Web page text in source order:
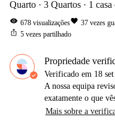
Quarto 3 Quartos 1 casa
visibility 678 visualizaçõesfavorite 37 vezes
ios_share 5 vezes partilhado
Propriedade
Verificado em 18
A nossa equipa
exatamente o que
Mais sobre a